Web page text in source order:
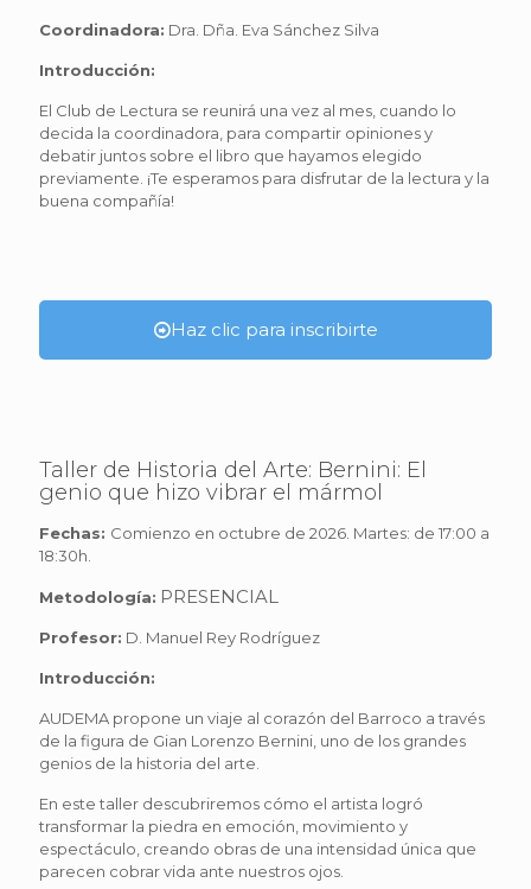
Coordinadora: Dra. Dña. Eva Sánchez Silva
Introducción:
El Club de Lectura se reunirá una vez al mes, cuando lo
decida la coordinadora, para compartir opiniones y
debatir juntos sobre el libro que hayamos elegido
previamente. ¡Te esperamos para disfrutar de la lectura y la
buena compañía!
Haz clic para inscribirte
Taller de Historia del Arte: Bernini: El
genio que hizo vibrar el mármol
Fechas: Comienzo en octubre de 2026. Martes: de 17:00 a
18:30h.
Metodología: PRESENCIAL
Profesor: D. Manuel Rey Rodríguez
Introducción:
AUDEMA propone un viaje al corazón del Barroco a través
de la figura de Gian Lorenzo Bernini, uno de los grandes
genios de la historia del arte.
En este taller descubriremos cómo el artista logró
transformar la piedra en emoción, movimiento y
espectáculo, creando obras de una intensidad única que
parecen cobrar vida ante nuestros ojos.